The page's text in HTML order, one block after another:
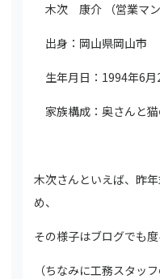
木次 康介 （営業マン
出身：岡山県岡山市
生年月日： 1994年6月
家族構成：奥さんと猫
木次さんといえば、昨
め、
その様子はブログでも
（ちなみに工務スタッ